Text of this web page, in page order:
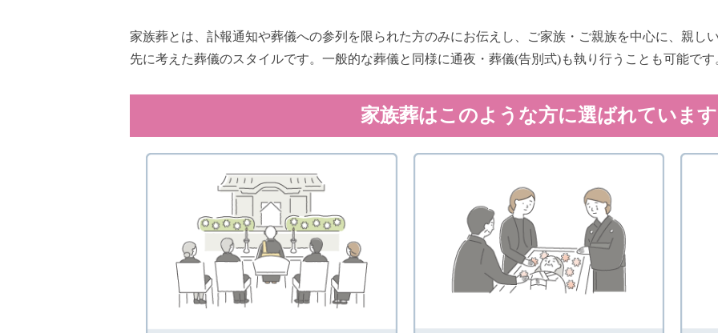
家族葬とは、訃報通知や葬儀への参列を限られた方のみにお伝えし、ご家族・ご親族を中心に、親し
先に考えた葬儀のスタイルです。一般的な葬儀と同様に通夜・葬儀(告別式)も執り行うことも可能です
家族葬はこのような方に選ばれています